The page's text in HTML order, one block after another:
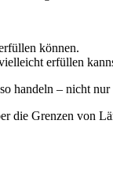
können.
erfüllen
handeln – nicht
die Grenzen von